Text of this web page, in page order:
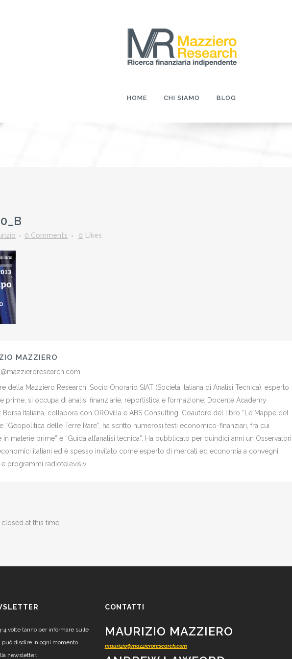
HOME CHI SIAMO BLOG
0 Comments 0 Likes
MAZZIERO
della Mazziero Research, Socio Onorario SIAT (Società Italiana di Analisi Tecnica), esperto
prime, si occupa di analisi finanziarie, reportistica e formazione. Docente Academy
Borsa Italiana, collabora con OROvilla e ABS Consulting. Coautore del libro “Le Mappe del
“Geopolitica delle Terre Rare”, ha scritto numerosi testi economico-finanziari, fra cui
in materie prime” e “Guida all’analisi tecnica”. Ha pubblicato per quindici anni un
italiani ed è spesso invitato come esperto di mercati ed economia a convegni,
programmi radiotelevisivi.
at this time.
volte l’anno per informare sulle
disdire in ogni momento
newsletter.
CONTATTI
MAURIZIO MAZZIERO
maurizio@mazzieroresearch.com